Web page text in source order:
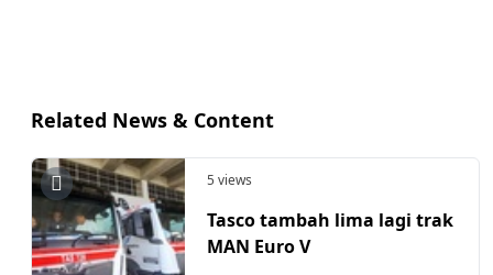
Related News & Content
5 views
Tasco tambah lima lagi trak
MAN Euro V